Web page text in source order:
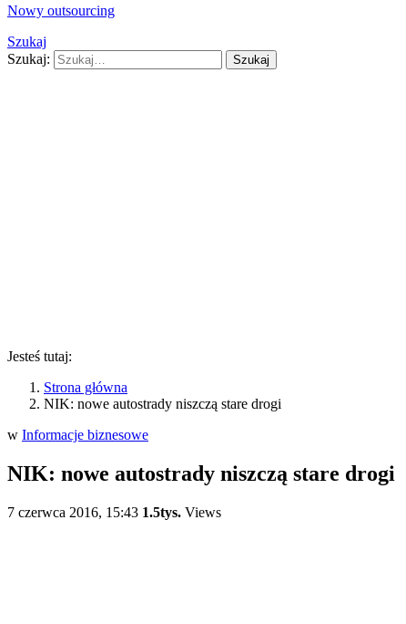
Nowy outsourcing
Szukaj
Szukaj:
Szukaj
Jesteś tutaj:
Strona główna
NIK: nowe autostrady niszczą stare drogi
w Informacje biznesowe
NIK: nowe autostrady niszczą stare drogi
7 czerwca 2016, 15:43 1.5tys. Views